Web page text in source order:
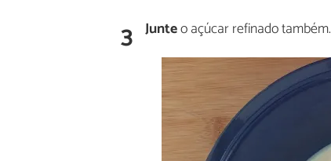
3 Junteo açúcar refinado também.